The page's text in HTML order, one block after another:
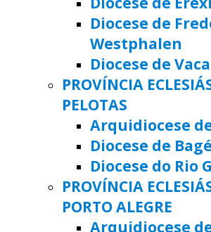
Diocese de
Westphalen
Diocese de
PROVÍNCIA
PELOTAS
Arquidiocese
Diocese de Bagé
Diocese do Rio
PROVÍNCIA
PORTO ALEGRE
Arquidiocese